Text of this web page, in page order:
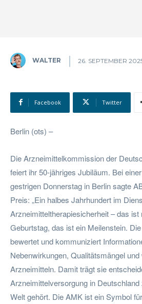
WALTER 26. SEPTEMBER
Facebook Twitter
Berlin (ots) –
Die Arzneimittelkommission der
feiert ihr 50-jähriges Jubiläum. Bei
gestrigen Donnerstag in Berlin sagte
Preis: „Ein halbes Jahrhundert im
Arzneimitteltherapiesicherheit – das ist
Geburtstag, das ist ein Meilenstein.
bewertet und kommuniziert
Nebenwirkungen, Qualitätsmängel
Arzneimitteln. Damit trägt sie
Arzneimittelversorgung in
Welt gehört. Die AMK ist ein Symbol